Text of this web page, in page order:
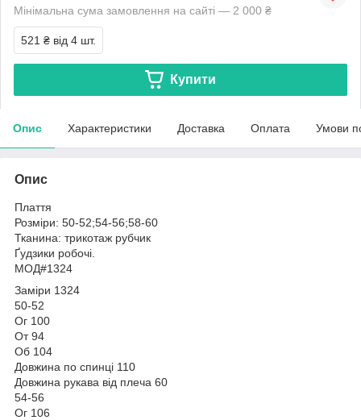
Мінімальна сума замовлення на сайті — 2 000 ₴
521 ₴ від 4 шт.
Купити
Опис Характеристики Доставка Оплата Умови
Опис
Плаття
Розміри: 50-52;54-56;58-60
Тканина: трикотаж рубчик
Ґудзики робочі.
МОД#1324
Заміри 1324
50-52
Ог 100
От 94
Об 104
Довжина по спинці 110
Довжина рукава від плеча 60
54-56
Ог 106